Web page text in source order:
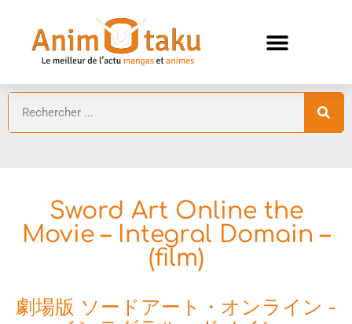
Sword Art Online the
Movie – Integral Domain –
(film)
劇場版 ソードアート・オンライン -